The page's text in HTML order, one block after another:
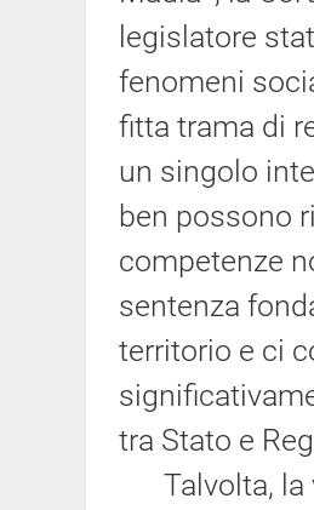
legislatore
fenomeni
fitta trama di
un singolo
ben possono
competenze
sentenza
territorio e ci
tra Stato e
Talvolta, la